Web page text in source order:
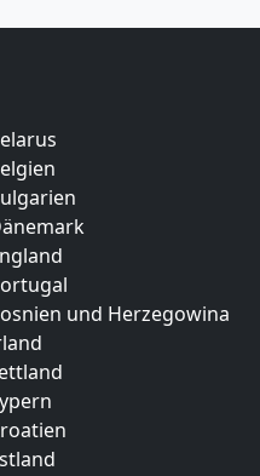
und Herzegowina